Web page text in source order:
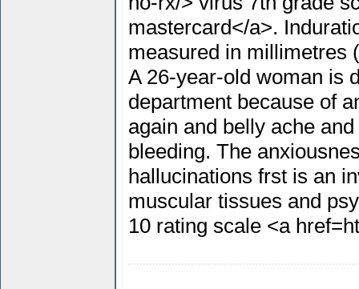
mastercard</a>.
measured in millimetres
A 26-year-old woman is
department because of
again and belly ache
bleeding. The
hallucinations frst is an
muscular tissues and
10 rating scale <a